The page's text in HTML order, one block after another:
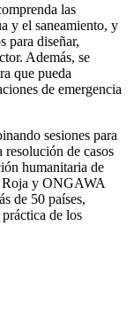
las
y el saneamiento, y
para diseñar,
Además, se
que pueda
de emergencia
sesiones para
de casos
humanitaria de
y ONGAWA
de 50 países,
de los